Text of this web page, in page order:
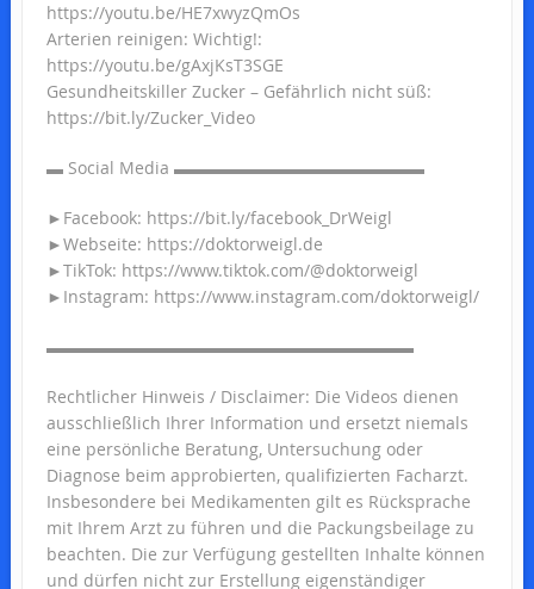
https://youtu.be/HE7xwyzQmOs
Arterien reinigen: Wichtig!:
https://youtu.be/gAxjKsT3SGE
Gesundheitskiller Zucker – Gefährlich nicht süß:
https://bit.ly/Zucker_Video
▬ Social Media ▬▬▬▬▬▬▬▬▬▬▬▬▬▬▬
►Facebook: https://bit.ly/facebook_DrWeigl
►Webseite: https://doktorweigl.de
►TikTok: https://www.tiktok.com/@doktorweigl
►Instagram: https://www.instagram.com/doktorweigl/
▬▬▬▬▬▬▬▬▬▬▬▬▬▬▬▬▬▬▬▬▬▬
Rechtlicher Hinweis / Disclaimer: Die Videos dienen
ausschließlich Ihrer Information und ersetzt niemals
eine persönliche Beratung, Untersuchung oder
Diagnose beim approbierten, qualifizierten Facharzt.
Insbesondere bei Medikamenten gilt es Rücksprache
mit Ihrem Arzt zu führen und die Packungsbeilage zu
beachten. Die zur Verfügung gestellten Inhalte können
und dürfen nicht zur Erstellung eigenständiger